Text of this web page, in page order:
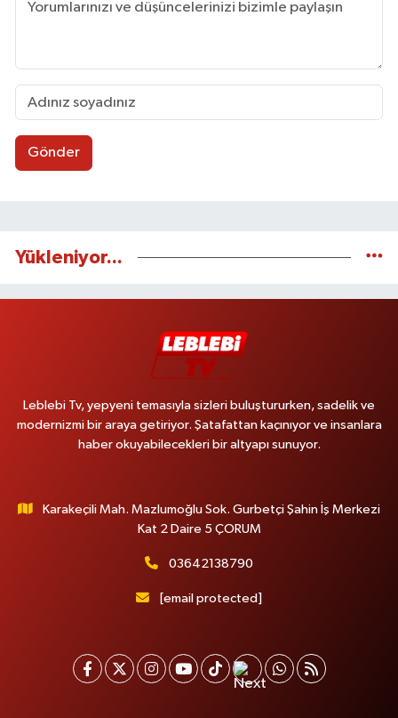
Gönder
Yükleniyor...
Leblebi Tv, yepyeni temasıyla sizleri buluştururken, sadelik ve
modernizmi bir araya getiriyor. Şatafattan kaçınıyor ve insanlara
haber okuyabilecekleri bir altyapı sunuyor.
Karakeçili Mah. Mazlumoğlu Sok. Gurbetçi Şahin İş Merkezi
Kat 2 Daire 5 ÇORUM
03642138790
[email protected]